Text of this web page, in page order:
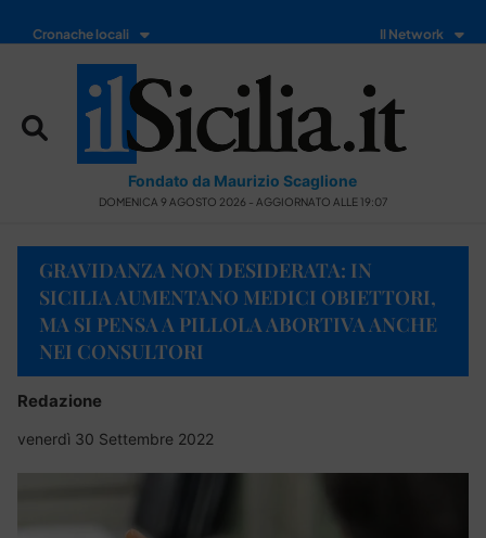
Cronache locali Il Network
Fondato da Maurizio Scaglione
DOMENICA 9 AGOSTO 2026 - AGGIORNATO ALLE 19:07
GRAVIDANZA NON DESIDERATA: IN
SICILIA AUMENTANO MEDICI OBIETTORI,
MA SI PENSA A PILLOLA ABORTIVA ANCHE
NEI CONSULTORI
Redazione
venerdì 30 Settembre 2022